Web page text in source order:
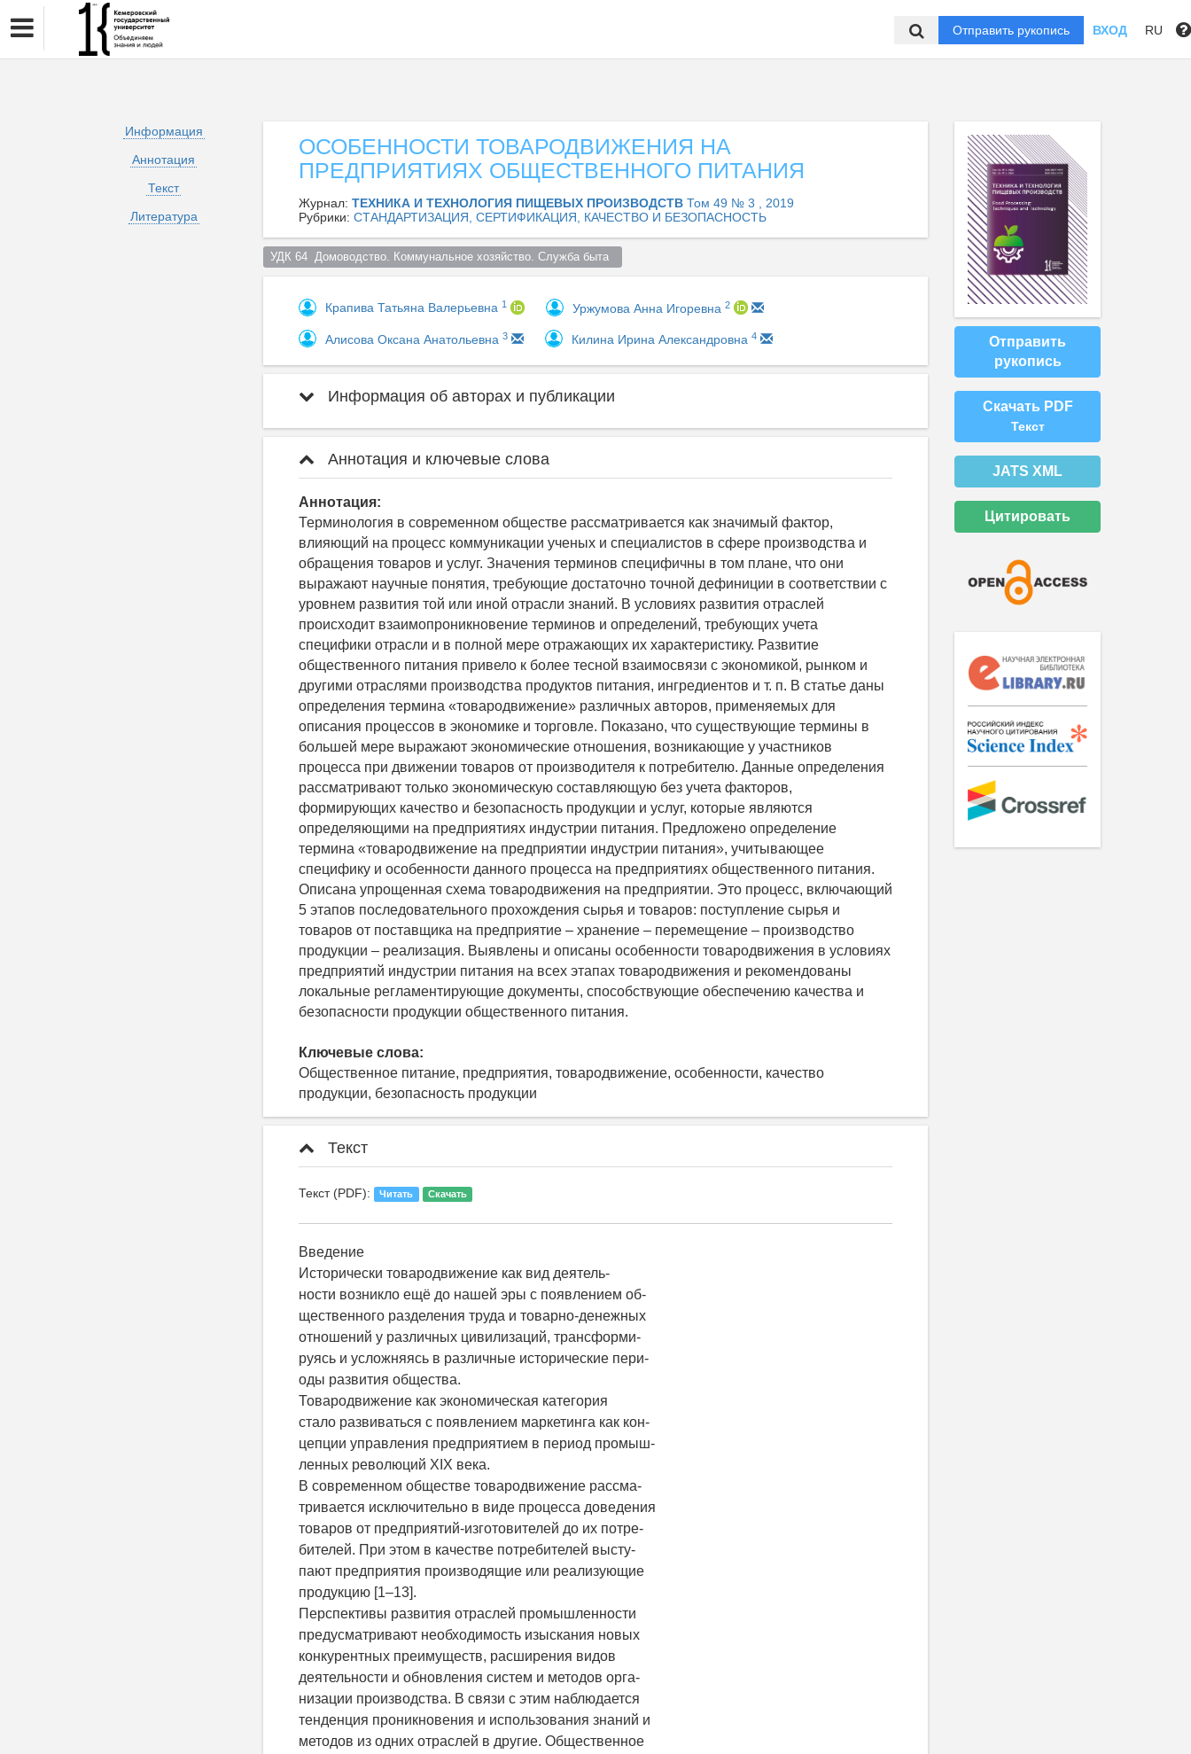
Отправить рукопись ВХОД RU
Информация
Аннотация
Текст
Литература
ОСОБЕННОСТИ ТОВАРОДВИЖЕНИЯ НА
ПРЕДПРИЯТИЯХ ОБЩЕСТВЕННОГО ПИТАНИЯ
Журнал: ТЕХНИКА И ТЕХНОЛОГИЯ ПИЩЕВЫХ ПРОИЗВОДСТВ Том 49 № 3 , 2019
Рубрики: СТАНДАРТИЗАЦИЯ, СЕРТИФИКАЦИЯ, КАЧЕСТВО И БЕЗОПАСНОСТЬ
УДК 64  Домоводство. Коммунальное хозяйство. Служба быта
Крапива Татьяна Валерьевна 1 Уржумова Анна Игоревна 2
Алисова Оксана Анатольевна 3 Килина Ирина Александровна 4
Информация об авторах и публикации
Аннотация и ключевые слова
Аннотация:
Терминология в современном обществе рассматривается как значимый фактор,
влияющий на процесс коммуникации ученых и специалистов в сфере производства и
обращения товаров и услуг. Значения терминов специфичны в том плане, что они
выражают научные понятия, требующие достаточно точной дефиниции в соответствии с
уровнем развития той или иной отрасли знаний. В условиях развития отраслей
происходит взаимопроникновение терминов и определений, требующих учета
специфики отрасли и в полной мере отражающих их характеристику. Развитие
общественного питания привело к более тесной взаимосвязи с экономикой, рынком и
другими отраслями производства продуктов питания, ингредиентов и т. п. В статье даны
определения термина «товародвижение» различных авторов, применяемых для
описания процессов в экономике и торговле. Показано, что существующие термины в
большей мере выражают экономические отношения, возникающие у участников
процесса при движении товаров от производителя к потребителю. Данные определения
рассматривают только экономическую составляющую без учета факторов,
формирующих качество и безопасность продукции и услуг, которые являются
определяющими на предприятиях индустрии питания. Предложено определение
термина «товародвижение на предприятии индустрии питания», учитывающее
специфику и особенности данного процесса на предприятиях общественного питания.
Описана упрощенная схема товародвижения на предприятии. Это процесс, включающий
5 этапов последовательного прохождения сырья и товаров: поступление сырья и
товаров от поставщика на предприятие – хранение – перемещение – производство
продукции – реализация. Выявлены и описаны особенности товародвижения в условиях
предприятий индустрии питания на всех этапах товародвижения и рекомендованы
локальные регламентирующие документы, способствующие обеспечению качества и
безопасности продукции общественного питания.
Ключевые слова:
Общественное питание, предприятия, товародвижение, особенности, качество
продукции, безопасность продукции
Текст
Текст (PDF): Читать Скачать
Введение
Исторически товародвижение как вид деятель-
ности возникло ещё до нашей эры с появлением об-
щественного разделения труда и товарно-денежных
отношений у различных цивилизаций, трансформи-
руясь и усложняясь в различные исторические пери-
оды развития общества.
Товародвижение как экономическая категория
стало развиваться с появлением маркетинга как кон-
цепции управления предприятием в период промыш-
ленных революций XIX века.
В современном обществе товародвижение рассма-
тривается исключительно в виде процесса доведения
товаров от предприятий-изготовителей до их потре-
бителей. При этом в качестве потребителей высту-
пают предприятия производящие или реализующие
продукцию [1–13].
Перспективы развития отраслей промышленности
предусматривают необходимость изыскания новых
конкурентных преимуществ, расширения видов
деятельности и обновления систем и методов орга-
низации производства. В связи с этим наблюдается
тенденция проникновения и использования знаний и
методов из одних отраслей в другие. Общественное
Отправить
рукопись
Скачать PDF
Текст
JATS XML
Цитировать